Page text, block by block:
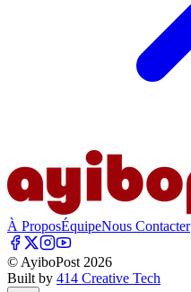
À ProposÉquipeNous Contacter
© AyiboPost 2026
Built by 414 Creative Tech